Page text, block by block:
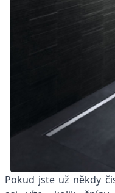
Pokud jste už někdy